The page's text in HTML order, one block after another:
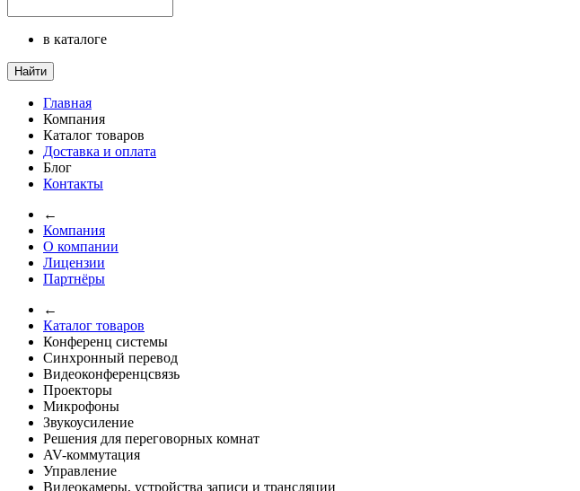
в каталоге
Найти
Главная
Компания
Каталог товаров
Доставка и оплата
Блог
Контакты
←
Компания
О компании
Лицензии
Партнёры
←
Каталог товаров
Конференц системы
Синхронный перевод
Видеоконференцсвязь
Проекторы
Микрофоны
Звукоусиление
Решения для переговорных комнат
AV-коммутация
Управление
Видеокамеры, устройства записи и трансляции